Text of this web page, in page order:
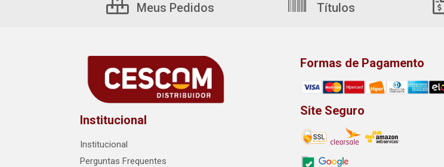
Meus Pedidos Títulos
Institucional
Institucional
Perguntas Frequentes
Formas de Pagamento
Site Seguro